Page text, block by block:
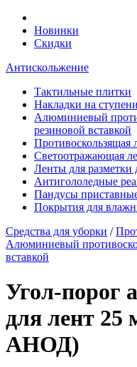
Новинки
Скидки
Антискольжение
Тактильные плитки
Накладки на
Алюминиевый
резиновой вставкой
Противоскользящая
Cветоотражающая
Ленты для разметки
Антигололедные
Пандусы
Покрытия для
Средства для уборки /
Алюминиевый
вставкой
Угол-порог
для лент
АНОД)